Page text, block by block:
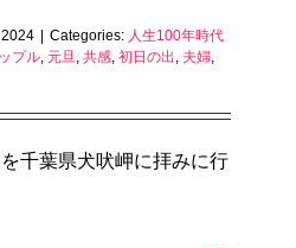
Categories: 人生100年時代
プル, 元旦, 共感, 初日の出 , 夫婦,
千葉県犬吠岬に拝みに行